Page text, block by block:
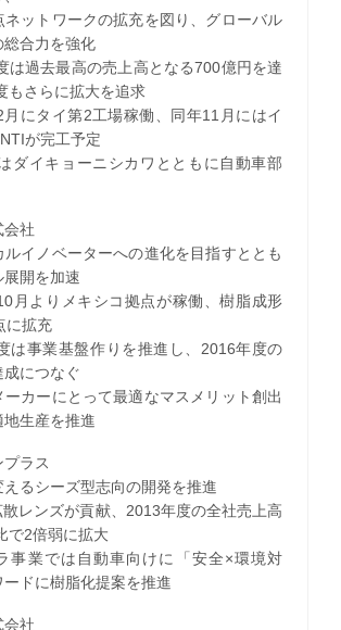
トワークの拡充を図り、グローバル
合力を強化
過去最高の売上高となる700億円を達
もさらに拡大を追求
タイ第2工場稼働、同年11月にはイ
が完工予定
イキョーニシカワとともに自動車部
会社
ノベーターへの進化を目指すととも
開を加速
よりメキシコ拠点が稼働、樹脂成形
に拡充
事業基盤作りを推進し、2016年度の
につなぐ
ーにとって最適なマスメリット創出
生産を推進
ラス
シーズ型志向の開発を推進
ンズが貢献、2013年度の全社売上高
で2倍弱に拡大
業では自動車向けに「安全×環境対
ードに樹脂化提案を推進
会社